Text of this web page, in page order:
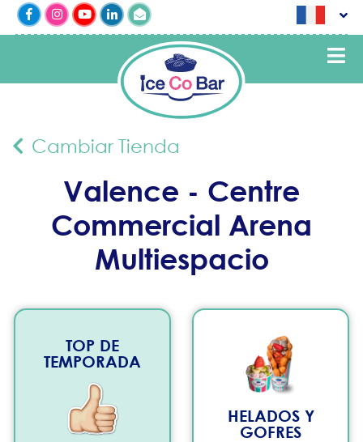
Cambiar Tienda
Valence - Centre
Commercial Arena
Multiespacio
TOP DE
TEMPORADA
HELADOS Y
GOFRES